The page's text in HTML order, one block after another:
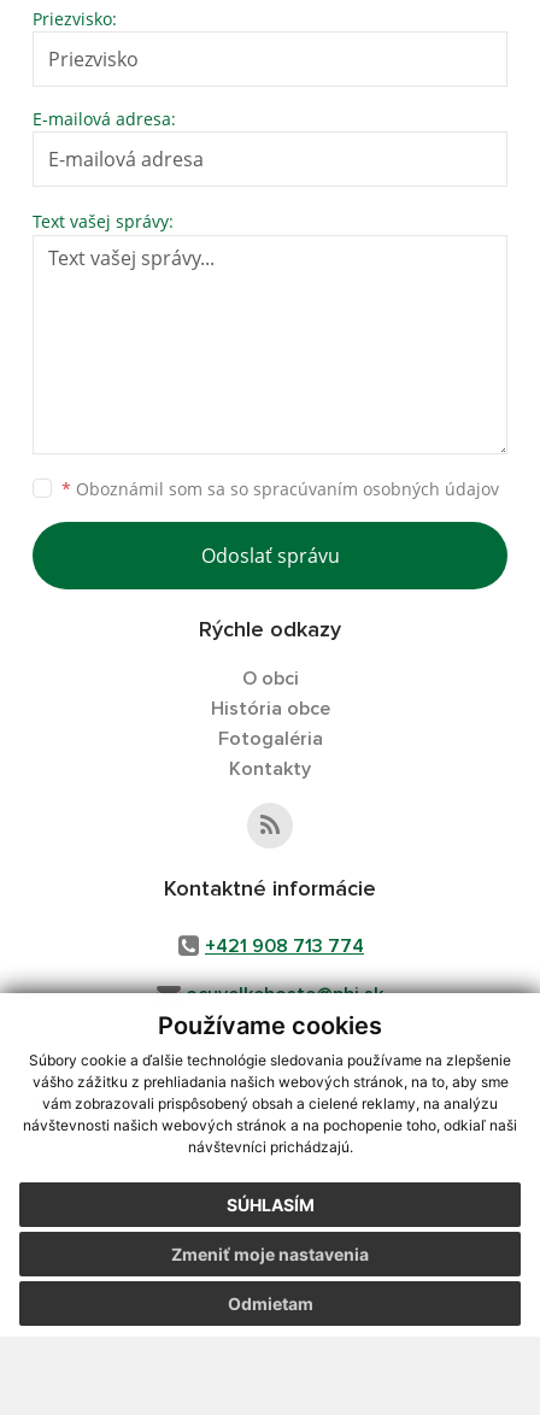
Používame cookies
Súbory cookie a ďalšie technológie sledovania používame na zlepšenie
vášho zážitku z prehliadania našich webových stránok, na to, aby sme
vám zobrazovali prispôsobený obsah a cielené reklamy, na analýzu
návštevnosti našich webových stránok a na pochopenie toho, odkiaľ naši
návštevníci prichádzajú.
SÚHLASÍM
Odmietam
Zmeniť moje nastavenia
Priezvisko:
E-mailová adresa:
Text vašej správy:
* Oboznámil som sa so spracúvaním osobných údajov
Odoslať správu
Rýchle odkazy
O obci
História obce
Fotogaléria
Kontakty
Kontaktné informácie
+421 908 713 774
ocuvelkehoste@pbi.sk
využite možnosť získavania aktuálnych informácií s využitím RSS
CMS systém (redakčný) systém ECHELON 2,Mapa stránok,web portál
webex.digital, s.r.o.,domény,registrácia domény
Posledná aktualizácia:24.06.2026
Vytlačiť stránku|Vyhlásenie o prístupnosti